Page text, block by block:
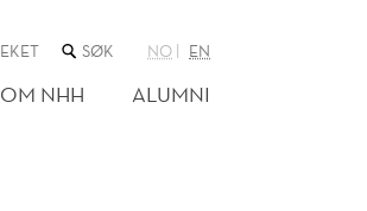
SØK
NETTSTEDET
NO EN
OM NHH ALUMNI